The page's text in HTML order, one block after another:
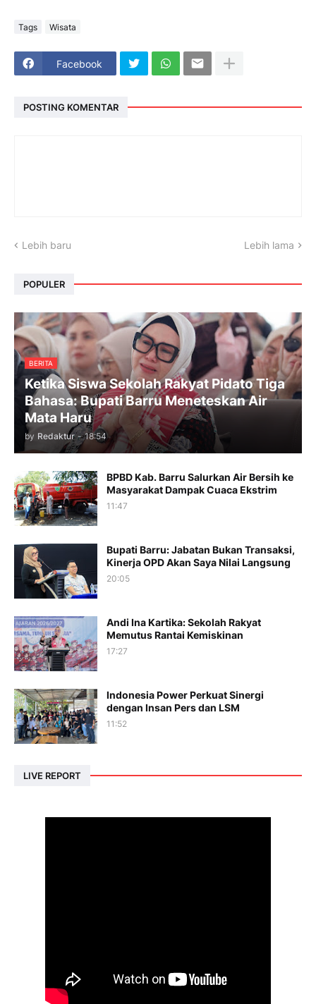
Tags Wisata
Facebook
POSTING KOMENTAR
Lebih baru Lebih lama
POPULER
BERITA
Ketika Siswa Sekolah Rakyat Pidato Tiga
Bahasa: Bupati Barru Meneteskan Air
Mata Haru
by Redaktur - 18:54
BPBD Kab. Barru Salurkan Air Bersih ke
Masyarakat Dampak Cuaca Ekstrim
11:47
Bupati Barru: Jabatan Bukan Transaksi,
Kinerja OPD Akan Saya Nilai Langsung
20:05
Andi Ina Kartika: Sekolah Rakyat
Memutus Rantai Kemiskinan
17:27
Indonesia Power Perkuat Sinergi
dengan Insan Pers dan LSM
11:52
LIVE REPORT